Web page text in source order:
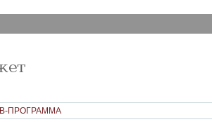
ПРОГРАММА